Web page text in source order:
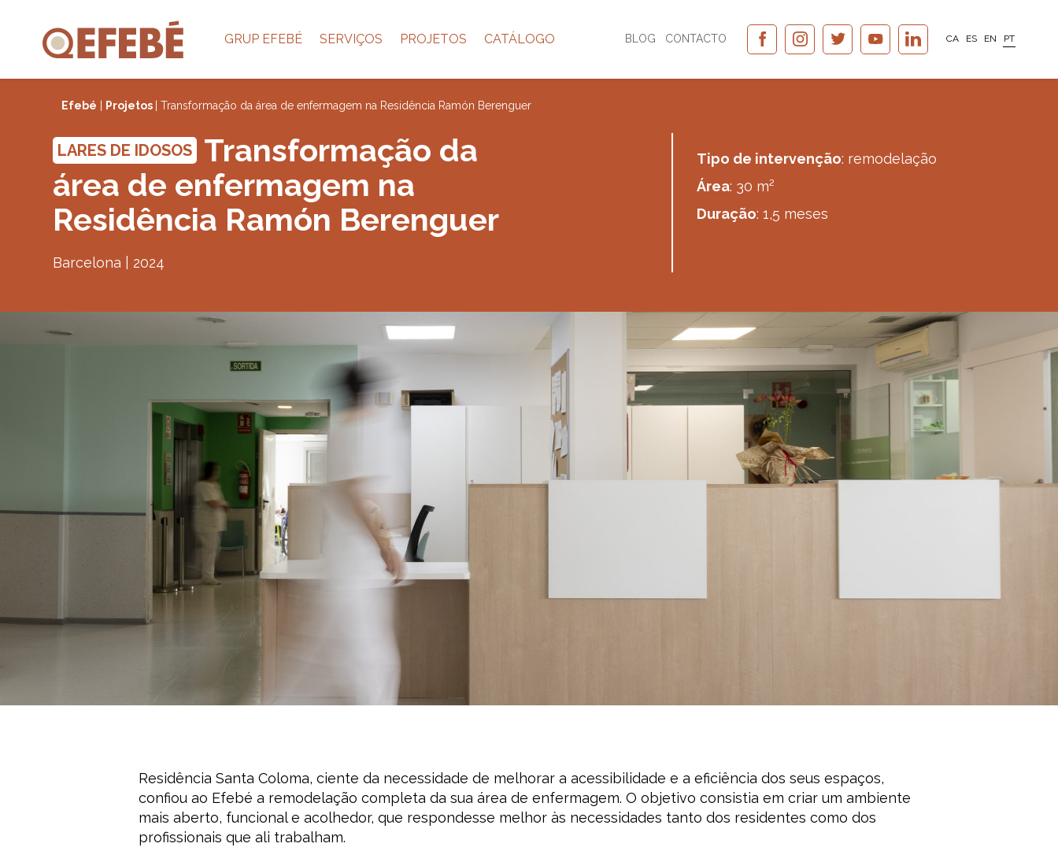
GRUP EFEBÉ SERVIÇOS PROJETOS CATÁLOGO BLOG CONTACTO CA ES EN PT
Efebé Projetos | Transformação da área de enfermagem na Residência Ramón Berenguer
LARES DE IDOSOS
Transformação da
área de enfermagem na
Residência Ramón Berenguer
Barcelona | 2024
Tipo de intervenção: remodelação
Área: 30 m²
Duração: 1,5 meses
Residência Santa Coloma, ciente da necessidade de melhorar a acessibilidade e a eficiência dos seus espaços,
confiou ao Efebé a remodelação completa da sua área de enfermagem. O objetivo consistia em criar um ambiente
mais aberto, funcional e acolhedor, que respondesse melhor às necessidades tanto dos residentes como dos
profissionais que ali trabalham.